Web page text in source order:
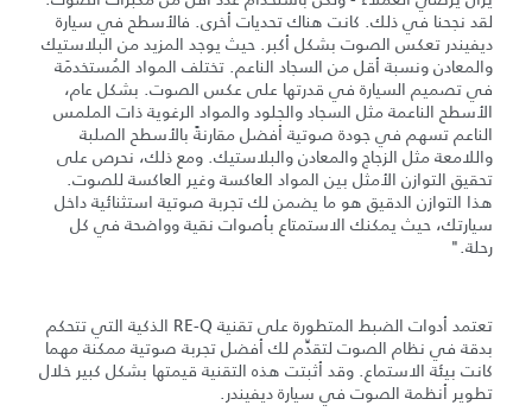
لقد نجحنا في ذلك. كانت هناك تحديات أخرى. فالأسطح في سيارة
ديفيندر تعكس الصوت بشكل أكبر. حيث يوجد المزيد من البلاستيك
والمعادن ونسبة أقل من السجاد الناعم. تختلف المواد المُستخدمَة
في تصميم السيارة في قدرتها على عكس الصوت. بشكل عام،
الأسطح الناعمة مثل السجاد والجلود والمواد الرغوية ذات الملمس
الناعم تسهم في جودة صوتية أفضل مقارنةً بالأسطح الصلبة
واللامعة مثل الزجاج والمعادن والبلاستيك. ومع ذلك، نحرص على
تحقيق التوازن الأمثل بين المواد العاكسة وغير العاكسة للصوت.
هذا التوازن الدقيق هو ما يضمن لك تجربة صوتية استثنائية داخل
سيارتك، حيث يمكنك الاستمتاع بأصوات نقية وواضحة في كل
رحلة."
تعتمد أدوات الضبط المتطورة على تقنية RE-Q الذكية التي تتحكم
بدقة في نظام الصوت لتقدِّم لك أفضل تجربة صوتية ممكنة مهما
كانت بيئة الاستماع. وقد أثبتت هذه التقنية قيمتها بشكل كبير خلال
تطوير أنظمة الصوت في سيارة ديفيندر.